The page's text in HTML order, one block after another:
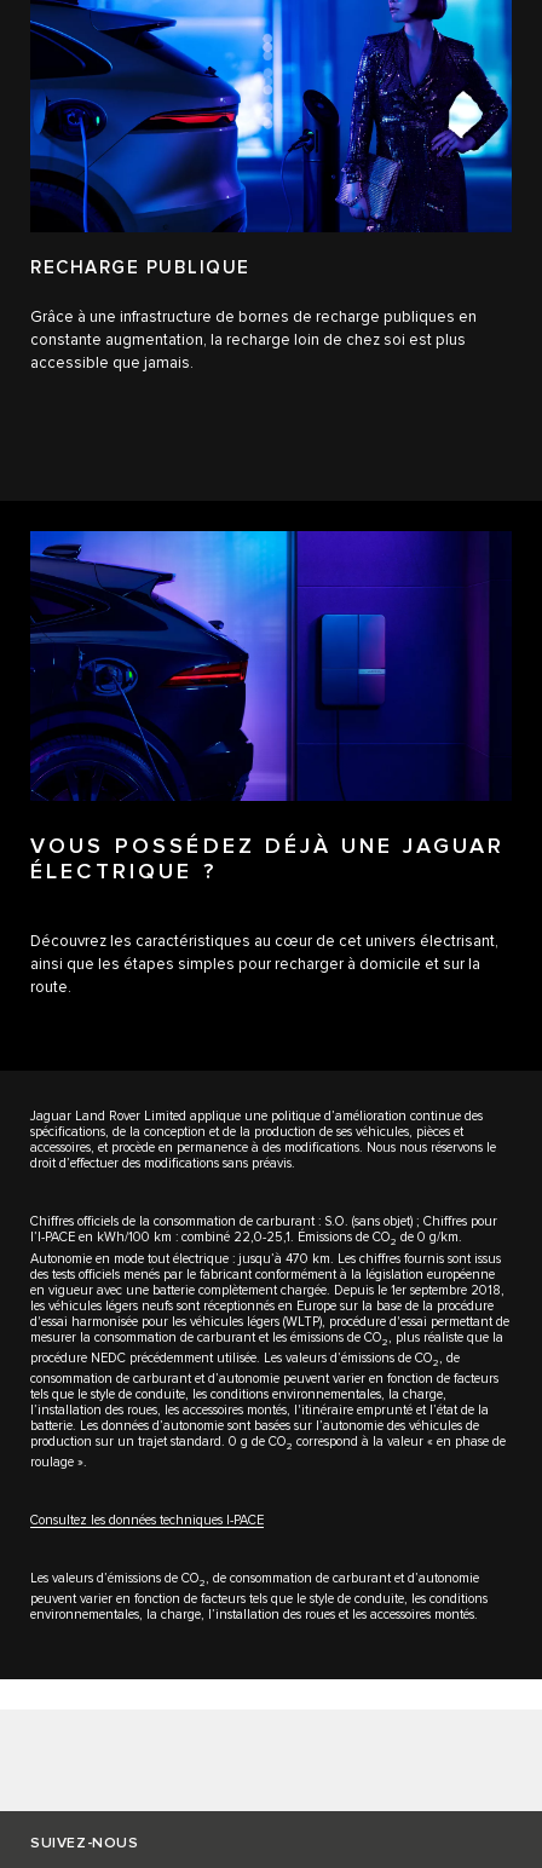
RECHARGE PUBLIQUE
Grâce à une infrastructure de bornes de recharge publiques en
constante augmentation, la recharge loin de chez soi est plus
accessible que jamais.
VOUS POSSÉDEZ DÉJÀ UNE JAGUAR
ÉLECTRIQUE ?
Découvrez les caractéristiques au cœur de cet univers électrisant,
ainsi que les étapes simples pour recharger à domicile et sur la
route.
Jaguar Land Rover Limited applique une politique d’amélioration continue des
spécifications, de la conception et de la production de ses véhicules, pièces et
accessoires, et procède en permanence à des modifications. Nous nous réservons le
droit d’effectuer des modifications sans préavis.
Chiffres officiels de la consommation de carburant : S.O. (sans objet) ; Chiffres pour
l’I-PACE en kWh/100 km : combiné 22,0-25,1. Émissions de CO2 de 0 g/km.
Autonomie en mode tout électrique : jusqu’à 470 km. Les chiffres fournis sont issus
des tests officiels menés par le fabricant conformément à la législation européenne
en vigueur avec une batterie complètement chargée. Depuis le 1er septembre 2018,
les véhicules légers neufs sont réceptionnés en Europe sur la base de la procédure
d'essai harmonisée pour les véhicules légers (WLTP), procédure d'essai permettant de
mesurer la consommation de carburant et les émissions de CO2
, plus réaliste que la
procédure NEDC précédemment utilisée. Les valeurs d’émissions de CO2
, de
consommation de carburant et d’autonomie peuvent varier en fonction de facteurs
tels que le style de conduite, les conditions environnementales, la charge,
l’installation des roues, les accessoires montés, l'itinéraire emprunté et l’état de la
batterie. Les données d’autonomie sont basées sur l’autonomie des véhicules de
production sur un trajet standard. 0 g de CO2 correspond à la valeur « en phase de
roulage ».
Consultez les données techniques I-PACE
Les valeurs d’émissions de CO2, de consommation de carburant et d’autonomie
peuvent varier en fonction de facteurs tels que le style de conduite, les conditions
environnementales, la charge, l’installation des roues et les accessoires montés.
SUIVEZ-NOUS